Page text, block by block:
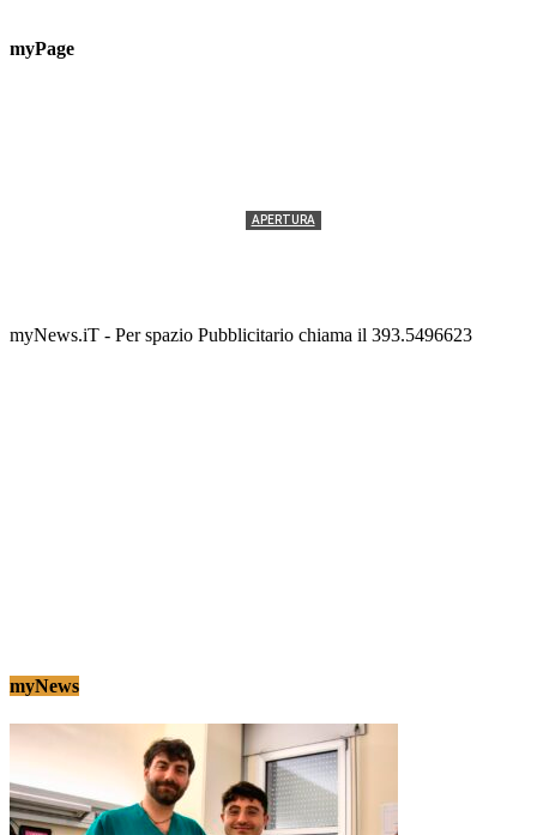
myPage
APERTURA
myNews.iT - Per spazio Pubblicitario chiama il 393.5496623
myNews